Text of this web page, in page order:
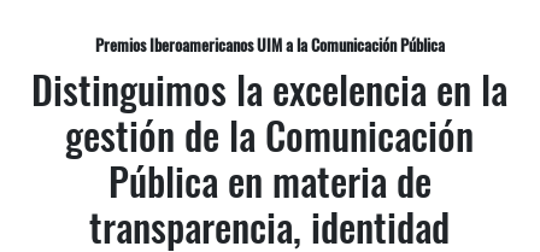
Premios Iberoamericanos UIM a la Comunicación Pública
Distinguimos la excelencia en la
gestión de la Comunicación
Pública en materia de
transparencia, identidad